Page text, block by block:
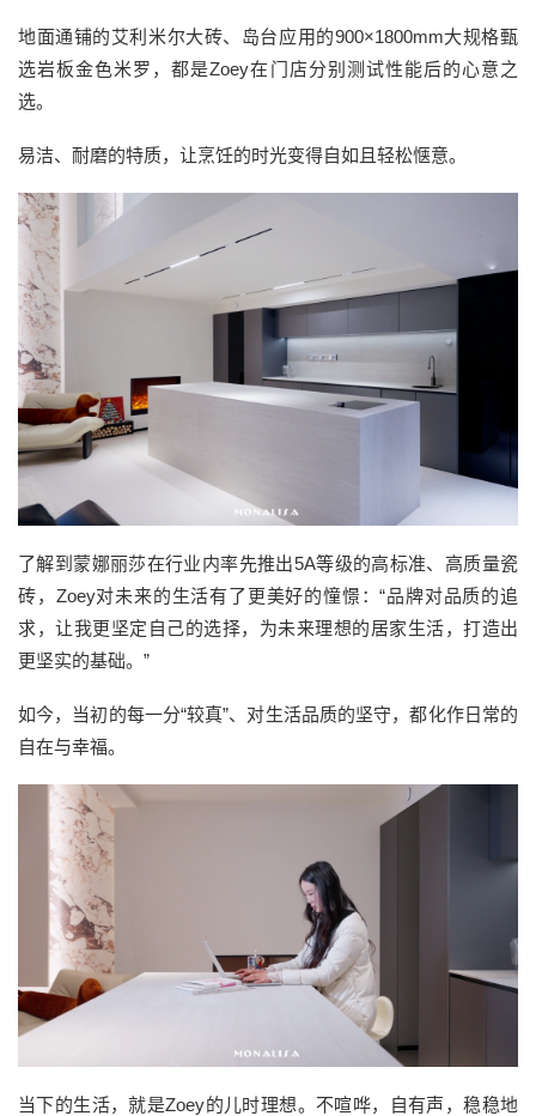
地面通铺的艾利米尔大砖、岛台应用的900×1800mm大规格甄
选岩板金色米罗，都是Zoey在门店分别测试性能后的心意之
选。
易洁、耐磨的特质，让烹饪的时光变得自如且轻松惬意。
了解到蒙娜丽莎在行业内率先推出5A等级的高标准、高质量瓷
砖，Zoey对未来的生活有了更美好的憧憬：“品牌对品质的追
求，让我更坚定自己的选择，为未来理想的居家生活，打造出
更坚实的基础。”
如今，当初的每一分“较真”、对生活品质的坚守，都化作日常的
自在与幸福。
当下的生活，就是Zoey的儿时理想。不喧哗，自有声，稳稳地